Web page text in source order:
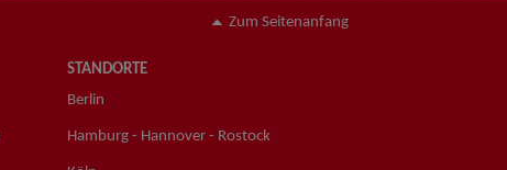
Zum Seitenanfang
STANDORTE
Berlin
Hamburg - Hannover - Rostock